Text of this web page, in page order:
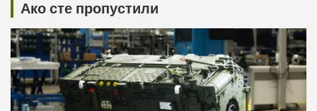
Ако сте пропустили